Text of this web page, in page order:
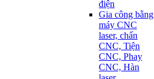
điện
Gia công bằng
máy CNC
laser, chấn
CNC, Tiện
CNC, Phay
CNC, Hàn